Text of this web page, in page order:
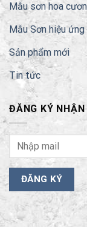
Mẫu sơn hoa
Mẫu Sơn hiệu
Sản phẩm mới
Tin tức
ĐĂNG KÝ